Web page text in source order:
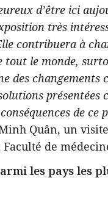
d’être ici
très
contribuera à
tout le monde,
des changements
de ce
Quân, un
de
les pays les